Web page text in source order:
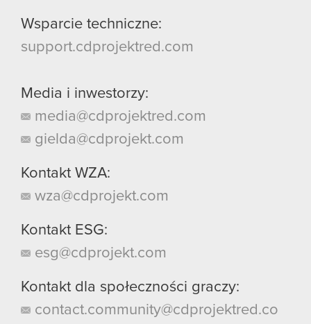
Wsparcie techniczne:
support.cdprojektred.com
Media i inwestorzy:
media@cdprojektred.com
gielda@cdprojekt.com
Kontakt WZA:
wza@cdprojekt.com
Kontakt ESG:
esg@cdprojekt.com
Kontakt dla społeczności graczy:
contact.community@cdprojektred.co